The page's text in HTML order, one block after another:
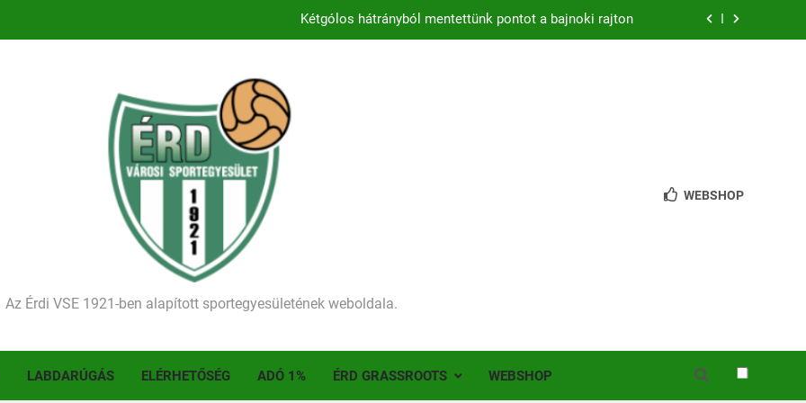
Kezdődik a 2026–2027-es szezon – hazai pályán rajtol az Érdi VSE!
Ellenfelünk visszalépése miatt játék nélkül jutottunk tovább a MOL Magyar Kupában
Kezdődik a 2026–2027-es szezon – hazai pályán rajtol az Érdi VSE!
Történelmet írt az I. Érdi Football Fesztivál – több mint 200 játékos lépett pályára Érden
Az Érdi VSE 1921-ben alapított sportegyesületének weboldala.
WEBSHOP
LABDARÚGÁS ELÉRHETŐSÉG ADÓ 1% ÉRD GRASSROOTS WEBSHOP